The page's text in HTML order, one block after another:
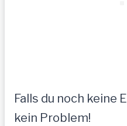
Falls du noch keine
kein Problem!